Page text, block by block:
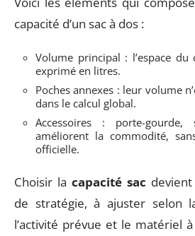
capacité d’un sac à dos :
Volume principal : l’espace
exprimé en litres.
Poches annexes : leur volume
dans le calcul global.
Accessoires : porte-
améliorent la commodité,
officielle.
Choisir la capacité sac
de stratégie, à ajuster selon
l’activité prévue et le matériel